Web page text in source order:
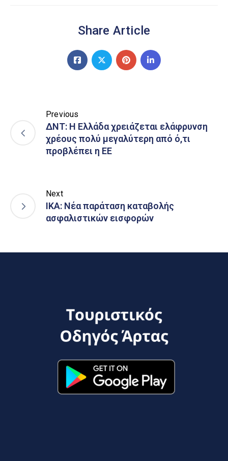
Share Article
Previous
ΔΝΤ: Η Ελλάδα χρειάζεται ελάφρυνση
χρέους πολύ μεγαλύτερη από ό,τι
προβλέπει η ΕΕ
Next
ΙΚΑ: Νέα παράταση καταβολής
ασφαλιστικών εισφορών